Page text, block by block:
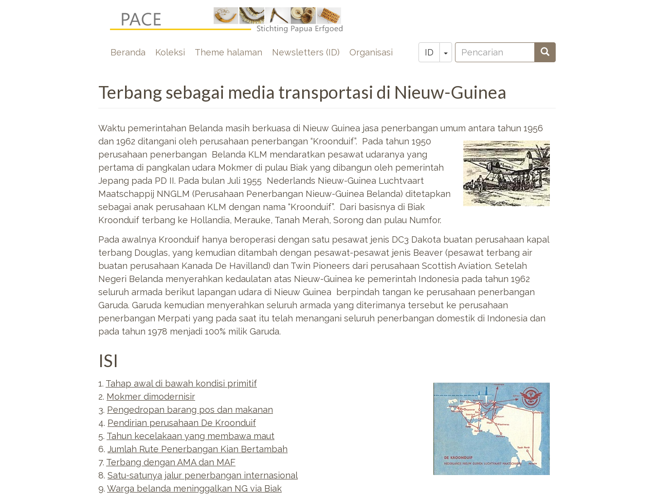
ID Toggle Dropdown
Zoeken
Pencarian Pencarian
Hoofdnavigatie
Beranda Koleksi Theme halaman Newsletters (ID) Organisasi
Terbang sebagai media transportasi di Nieuw-Guinea
Waktu pemerintahan Belanda masih berkuasa di Nieuw Guinea jasa penerbangan umum antara tahun 1956
dan 1962 ditangani oleh perusahaan penerbangan “Kroonduif”. Pada tahun 1950
perusahaan penerbangan Belanda KLM mendaratkan pesawat udaranya yang
pertama di pangkalan udara Mokmer di pulau Biak yang dibangun oleh pemerintah
Jepang pada PD II. Pada bulan Juli 1955 Nederlands Nieuw-Guinea Luchtvaart
Maatschappij NNGLM (Perusahaan Penerbangan Nieuw-Guinea Belanda) ditetapkan
sebagai anak perusahaan KLM dengan nama “Kroonduif”. Dari basisnya di Biak
Kroonduif terbang ke Hollandia, Merauke, Tanah Merah, Sorong dan pulau Numfor.
Pada awalnya Kroonduif hanya beroperasi dengan satu pesawat jenis DC3 Dakota buatan perusahaan kapal
terbang Douglas, yang kemudian ditambah dengan pesawat-pesawat jenis Beaver (pesawat terbang air
buatan perusahaan Kanada De Havilland) dan Twin Pioneers dari perusahaan Scottish Aviation. Setelah
Negeri Belanda menyerahkan kedaulatan atas Nieuw-Guinea ke pemerintah Indonesia pada tahun 1962
seluruh armada berikut lapangan udara di Nieuw Guinea berpindah tangan ke perusahaan penerbangan
Garuda. Garuda kemudian menyerahkan seluruh armada yang diterimanya tersebut ke perusahaan
penerbangan Merpati yang pada saat itu telah menangani seluruh penerbangan domestik di Indonesia dan
pada tahun 1978 menjadi 100% milik Garuda.
ISI
1. Tahap awal di bawah kondisi primitif
2. Mokmer dimodernisir
3. Pengedropan barang pos dan makanan
4. Pendirian perusahaan De Kroonduif
5. Tahun kecelakaan yang membawa maut
6. Jumlah Rute Penerbangan Kian Bertambah
7. Terbang dengan AMA dan MAF
8. Satu-satunya jalur penerbangan internasional
9. Warga belanda meninggalkan NG via Biak